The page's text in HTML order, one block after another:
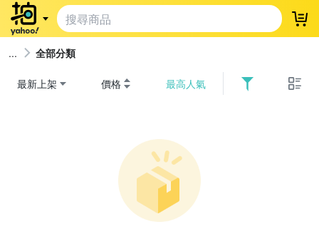
登
全部分類
最新上架 價格 最高人氣